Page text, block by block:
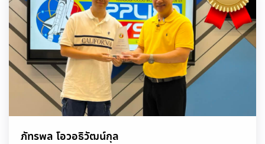
ภัทรพล โอวอธิวัฒน์กุล